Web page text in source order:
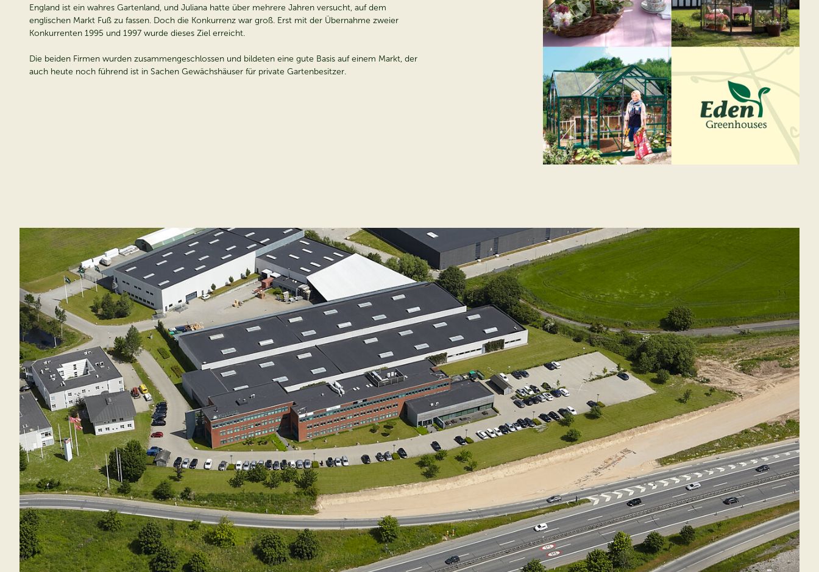
England ist ein wahres Gartenland, und Juliana hatte über mehrere Jahren versucht, auf dem
englischen Markt Fuß zu fassen. Doch die Konkurrenz war groß. Erst mit der Übernahme zweier
Konkurrenten 1995 und 1997 wurde dieses Ziel erreicht.
Die beiden Firmen wurden zusammengeschlossen und bildeten eine gute Basis auf einem Markt, der
auch heute noch führend ist in Sachen Gewächshäuser für private Gartenbesitzer.